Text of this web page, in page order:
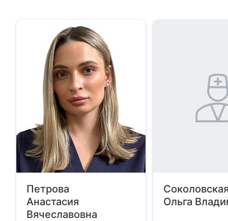
Петрова
Анастасия
Вячеславовна
Ольга